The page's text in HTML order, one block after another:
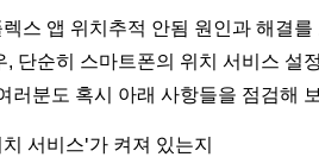
스 앱 위치추적 안됨 원인과 해결
, 단순히 스마트폰의 위치 서비스 설
러분도 혹시 아래 사항들을 점검해
서비스'가 켜져 있는지